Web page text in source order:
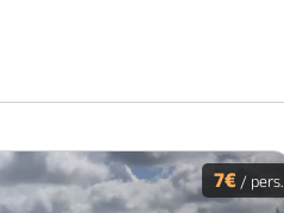
7€ / pers.